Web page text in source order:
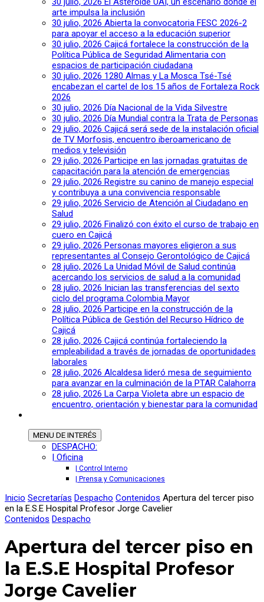
arte impulsa la inclusión
30 julio, 2026 Abierta la convocatoria FESC 2026-2
para apoyar el acceso a la educación superior
30 julio, 2026 Cajicá fortalece la construcción de la
Política Pública de Seguridad Alimentaria con
espacios de participación ciudadana
30 julio, 2026 1280 Almas y La Mosca Tsé-Tsé
encabezan el cartel de los 15 años de Fortaleza Rock
2026
30 julio, 2026 Día Nacional de la Vida Silvestre
30 julio, 2026 Día Mundial contra la Trata de Personas
29 julio, 2026 Cajicá será sede de la instalación oficial
de TV Morfosis, encuentro iberoamericano de
medios y televisión
29 julio, 2026 Participe en las jornadas gratuitas de
capacitación para la atención de emergencias
29 julio, 2026 Registre su canino de manejo especial
y contribuya a una convivencia responsable
29 julio, 2026 Servicio de Atención al Ciudadano en
Salud
29 julio, 2026 Finalizó con éxito el curso de trabajo en
cuero en Cajicá
29 julio, 2026 Personas mayores eligieron a sus
representantes al Consejo Gerontológico de Cajicá
28 julio, 2026 La Unidad Móvil de Salud continúa
acercando los servicios de salud a la comunidad
28 julio, 2026 Inician las transferencias del sexto
ciclo del programa Colombia Mayor
28 julio, 2026 Participe en la construcción de la
Política Pública de Gestión del Recurso Hídrico de
Cajicá
28 julio, 2026 Cajicá continúa fortaleciendo la
empleabilidad a través de jornadas de oportunidades
laborales
28 julio, 2026 Alcaldesa lideró mesa de seguimiento
para avanzar en la culminación de la PTAR Calahorra
28 julio, 2026 La Carpa Violeta abre un espacio de
encuentro, orientación y bienestar para la comunidad
MENU DE INTERÉS
DESPACHO:
| Oficina
| Control Interno
| Prensa y Comunicaciones
Inicio Secretarías Despacho Contenidos Apertura del tercer piso
en la E.S.E Hospital Profesor Jorge Cavelier
Contenidos Despacho
Apertura del tercer piso en
la E.S.E Hospital Profesor
Jorge Cavelier